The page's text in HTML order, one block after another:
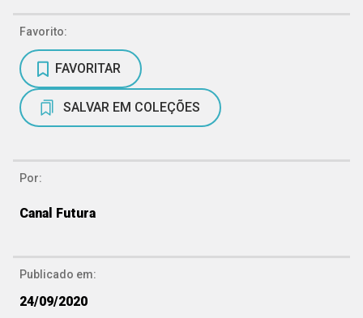
Favorito:
FAVORITAR
SALVAR EM COLEÇÕES
Por:
Canal Futura
Publicado em:
24/09/2020